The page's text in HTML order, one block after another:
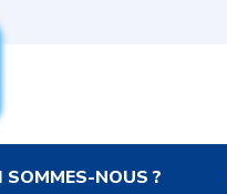
SOMMES-NOUS ?